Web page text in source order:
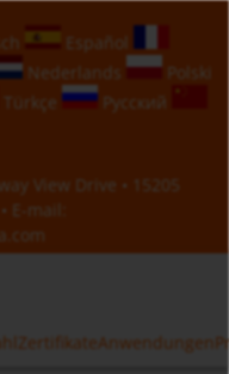
Español
Nederlands
Polski
Türkçe
Русский
View Drive • 15205
• E-mail:
ZertifikateAnwendungen